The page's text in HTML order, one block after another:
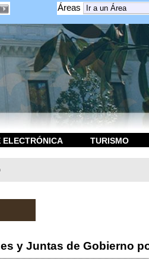
Áreas
ELECTRÓNICA TURISMO
y Juntas de Gobierno